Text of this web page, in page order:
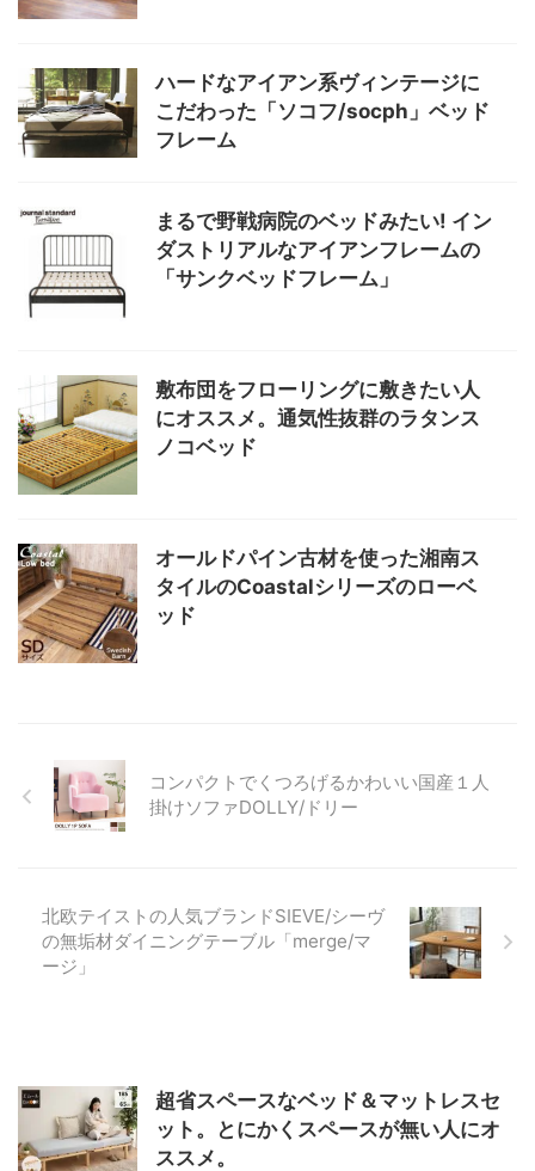
ハードなアイアン系ヴィンテージに
こだわった「ソコフ/socph」ベッド
フレーム
まるで野戦病院のベッドみたい! イン
ダストリアルなアイアンフレームの
「サンクベッドフレーム」
敷布団をフローリングに敷きたい人
にオススメ。通気性抜群のラタンス
ノコベッド
オールドパイン古材を使った湘南ス
タイルのCoastalシリーズのローベ
ッド
コンパクトでくつろげるかわいい国産１人
掛けソファDOLLY/ドリー
北欧テイストの人気ブランドSIEVE/シーヴ
の無垢材ダイニングテーブル「merge/マ
ージ」
超省スペースなベッド＆マットレスセ
ット。とにかくスペースが無い人にオ
ススメ。